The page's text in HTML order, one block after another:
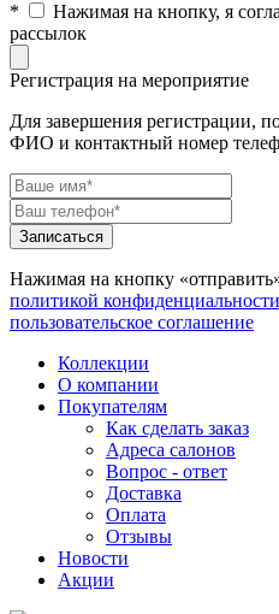
*
Нажимая на кнопку, я
рассылок
Регистрация на мероприятие
Для завершения регистрации,
ФИО и контактный номер
Нажимая на кнопку
политикой конфиденциальности
пользовательское соглашение
Коллекции
О компании
Покупателям
Как сделать заказ
Адреса салонов
Вопрос - ответ
Доставка
Оплата
Отзывы
Новости
Акции